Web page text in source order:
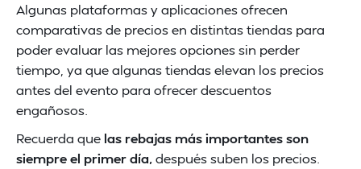
Algunas plataformas y aplicaciones ofrecen
comparativas de precios en distintas tiendas para
poder evaluar las mejores opciones sin perder
tiempo, ya que algunas tiendas elevan los precios
antes del evento para ofrecer descuentos
engañosos.
Recuerda que las rebajas más importantes son
siempre el primer día,después suben los precios.